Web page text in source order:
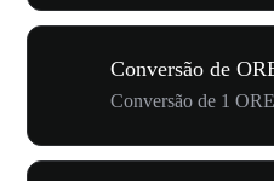
Conversão de
Conversão de 1